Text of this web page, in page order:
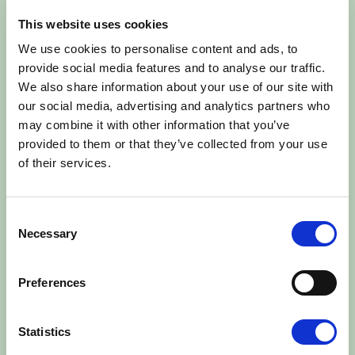
This website uses cookies
We use cookies to personalise content and ads, to
provide social media features and to analyse our traffic.
We also share information about your use of our site with
our social media, advertising and analytics partners who
may combine it with other information that you’ve
provided to them or that they’ve collected from your use
of their services.
Selection
Necessary
Preferences
Statistics
hæklede tøjdyr samt moderne kunstmalerier
malet af Vivi. Bliver du sulten eller tørstig, har
gården også en café, hvor det er muligt at købe
hjemmelavet flødeis, kold frugtsaft, simple retter,
kaffe og kage.
Aktiviteter til Økologisk Høstmarked
Kom på en ca. 30 minutters rundtur i
Sansestien - tør du gå med bind for
Spil på græsset og billedlotteri for børn
Lav snobrød og pandekager ved bålet
både hjemmelavet flødeis, kold frugtsaft,